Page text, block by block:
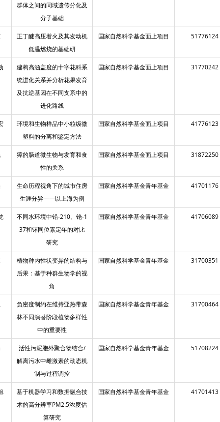
群体之间的同域遗传分化及
分子基础
正丁醚高压着火及其发动机
低温燃烧的基础研
国家自然科学基金面上项目 51776124
建构高涵盖度的十字花科系
统进化关系并分析花果发育
及抗逆基因在不同支系中的
进化路线
国家自然科学基金面上项目 31770242
环境和生物样品中小粒级微
塑料的分离和鉴定方法
国家自然科学基金面上项目 41776123
獐的肠道微生物与发育和食
性的关系
国家自然科学基金面上项目 31872250
生命历程视角下的城市住房
生涯分异——以上海为例
国家自然科学基金青年基金 41701176
不同水环境中铅-210、铯-1
37和钚同位素定年的对比
研究
国家自然科学基金青年基金 41706089
植物种内性状变异的结构与
后果：基于种群生物学的视
角
国家自然科学基金青年基金 31700351
负密度制约在维持亚热带森
林不同演替阶段植物多样性
中的重要性
国家自然科学基金青年基金 31700464
活性污泥胞外聚合物结合/
解离污水中雌激素的动态机
制与过程调控
国家自然科学基金青年基金 51708224
基于机器学习和数据融合技
术的高分辨率PM2.5浓度估
算研究
国家自然科学基金青年基金 41701413